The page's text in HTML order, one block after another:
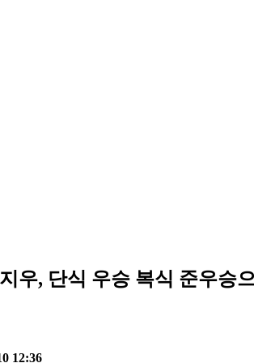
우, 단식 우승 복식 준우승
12:36